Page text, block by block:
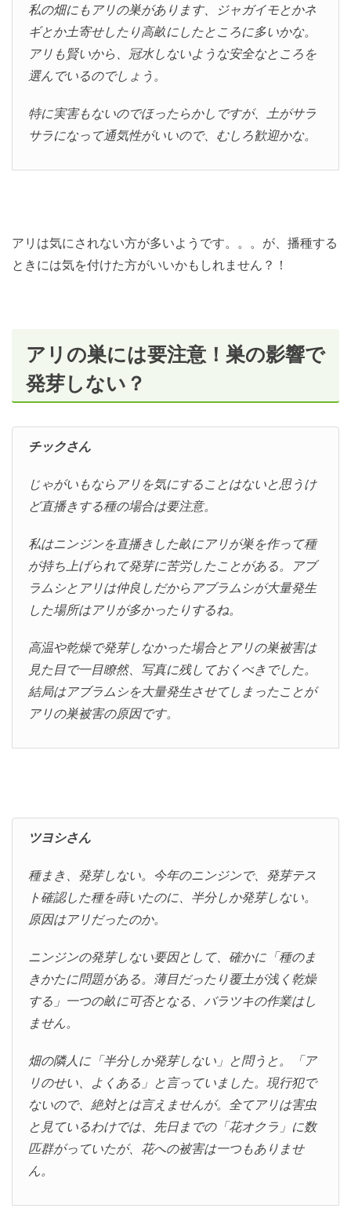
私の畑にもアリの巣があります、ジャガイモとかネ
ギとか土寄せしたり高畝にしたところに多いかな。
アリも賢いから、冠水しないような安全なところを
選んでいるのでしょう。
特に実害もないのでほったらかしですが、土がサラ
サラになって通気性がいいので、むしろ歓迎かな。
アリは気にされない方が多いようです。。。が、播種する
ときには気を付けた方がいいかもしれません？！
アリの巣には要注意！巣の影響で
発芽しない？
チックさん
じゃがいもならアリを気にすることはないと思うけ
ど直播きする種の場合は要注意。
私はニンジンを直播きした畝にアリが巣を作って種
が持ち上げられて発芽に苦労したことがある。アブ
ラムシとアリは仲良しだからアブラムシが大量発生
した場所はアリが多かったりするね。
高温や乾燥で発芽しなかった場合とアリの巣被害は
見た目で一目瞭然、写真に残しておくべきでした。
結局はアブラムシを大量発生させてしまったことが
アリの巣被害の原因です。
ツヨシさん
種まき、発芽しない。今年のニンジンで、発芽テス
ト確認した種を蒔いたのに、半分しか発芽しない。
原因はアリだったのか。
ニンジンの発芽しない要因として、確かに「種のま
きかたに問題がある。薄目だったり覆土が浅く乾燥
する」一つの畝に可否となる、バラツキの作業はし
ません。
畑の隣人に「半分しか発芽しない」と問うと。「ア
リのせい、よくある」と言っていました。現行犯で
ないので、絶対とは言えませんが。全てアリは害虫
と見ているわけでは、先日までの「花オクラ」に数
匹群がっていたが、花への被害は一つもありませ
ん。